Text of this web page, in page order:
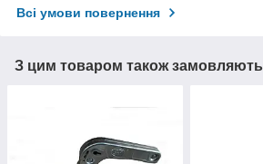
Всі умови повернення
З цим товаром також замовляють